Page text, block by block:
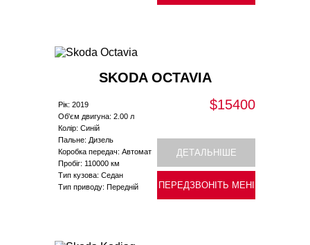
SKODA OCTAVIA
Рік: 2019
Об'єм двигуна: 2.00 л
Колір: Синій
Пальне: Дизель
Коробка передач: Автомат
Пробіг: 110000 км
Тип кузова: Седан
Тип приводу: Передній
$15400
ДЕТАЛЬНІШЕ
ПЕРЕДЗВОНІТЬ МЕНІ